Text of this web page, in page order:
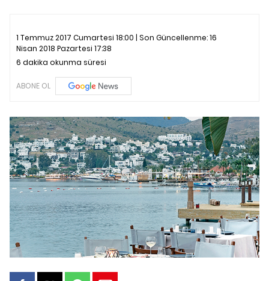
1 Temmuz 2017 Cumartesi 18:00 | Son Güncellenme:16
Nisan 2018 Pazartesi 17:38
6 dakika okunma süresi
ABONE OL